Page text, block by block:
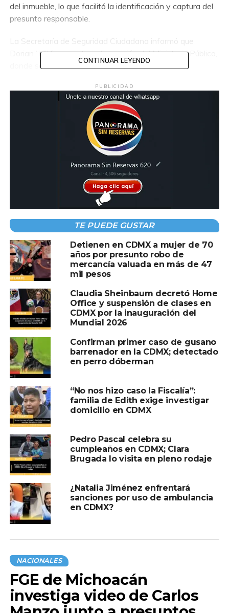
del inmueble, lo que facilitó la identificación y captura del
presunto responsable.
Dorian “N” fue puesto a disposición del Ministerio Público,
donde se definirá su situación legal.
Compartir en:
TEMAS RELACIONADOS: ABUELITA CDMX
A CONTINUACIÓN
Aprueba Cámara de Diputados Reforma para
Proteger Salario de Trabajadores que
Reciben Propinas
NO TE PIERDAS
Cortes programados de luz en
#Coatzacoalcos por mantenimiento de la
CFE.
CONTINUAR LEYENDO
PUBLICIDAD
TE PUEDE GUSTAR
Detienen en CDMX a mujer de 70
años por presunto robo de
mercancía valuada en más de 47
mil pesos
Claudia Sheinbaum decretó Home
Office y suspensión de clases en
CDMX por la inauguración del
Mundial 2026
Confirman primer caso de gusano
barrenador en la CDMX; detectado
en perro dóberman
“No nos hizo caso la Fiscalía”:
familia de Edith exige investigar
domicilio en CDMX
Pedro Pascal celebra su
cumpleaños en CDMX; Clara
Brugada lo visita en pleno rodaje
¿Natalia Jiménez enfrentará
sanciones por uso de ambulancia
en CDMX?
NACIONALES
FGE de Michoacán
investiga video de Carlos